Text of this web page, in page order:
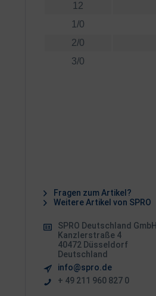
12
1/0
2/0
3/0
Fragen zum Artikel?
Weitere Artikel von SPRO
SPRO Deutschland GmbH
Kanzlerstraße 4
40472 Düsseldorf
Deutschland
info@spro.de
+ 49 211 960 827 0